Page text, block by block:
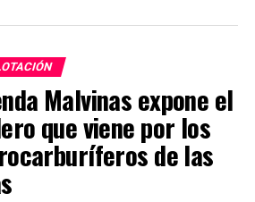
Malvinas expone el
que viene por los
de las